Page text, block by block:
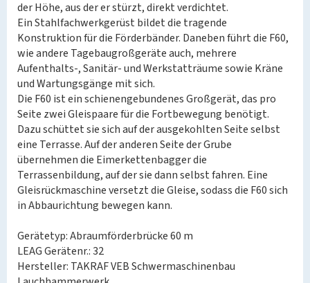
der Höhe, aus der er stürzt, direkt verdichtet.
Ein Stahlfachwerkgerüst bildet die tragende
Konstruktion für die Förderbänder. Daneben führt die F60,
wie andere Tagebaugroßgeräte auch, mehrere
Aufenthalts-, Sanitär- und Werkstatträume sowie Kräne
und Wartungsgänge mit sich.
Die F60 ist ein schienengebundenes Großgerät, das pro
Seite zwei Gleispaare für die Fortbewegung benötigt.
Dazu schüttet sie sich auf der ausgekohlten Seite selbst
eine Terrasse. Auf der anderen Seite der Grube
übernehmen die Eimerkettenbagger die
Terrassenbildung, auf der sie dann selbst fahren. Eine
Gleisrückmaschine versetzt die Gleise, sodass die F60 sich
in Abbaurichtung bewegen kann.
Gerätetyp: Abraumförderbrücke 60 m
LEAG Gerätenr.: 32
Hersteller: TAKRAF VEB Schwermaschinenbau